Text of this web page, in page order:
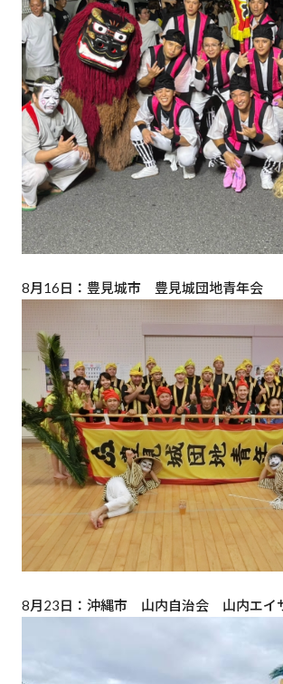
8月16日：豊見城市 豊見城団地青年会
8月23日：沖縄市 山内自治会 山内エイ